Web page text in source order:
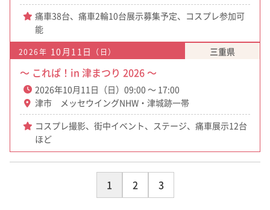
痛車38台、痛車2輪10台展示募集予定、コスプレ参加可
能
2026年 10月11日 （日） 三重県
～ これぱ！in 津まつり 2026 ～
2026年10月11日（日）09:00 ～ 17:00
津市 メッセウイングNHW・津城跡一帯
コスプレ撮影、街中イベント、ステージ、痛車展示12台
ほど
1 2 3